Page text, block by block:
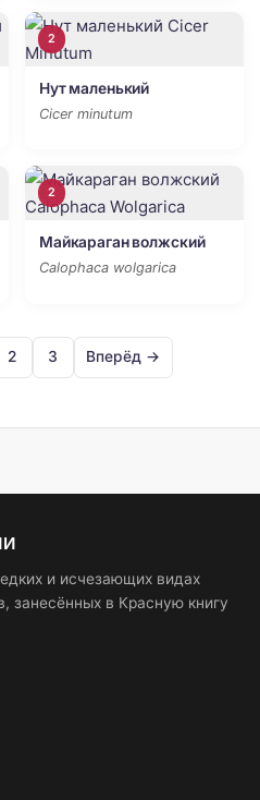
2
Нут маленький
Cicer minutum
2
Майкараган волжский
Calophaca wolgarica
2 3 Вперёд →
и исчезающих видах
занесённых в Красную книгу